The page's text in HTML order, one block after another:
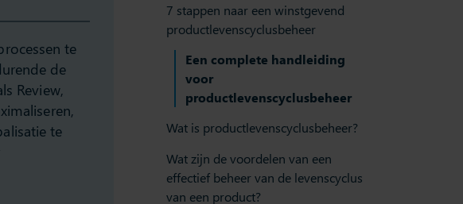
7 stappen naar een winstgevend
productlevenscyclusbeheer
Een complete handleiding
voor
productlevenscyclusbeheer
Wat is productlevenscyclusbeheer?
Wat zijn de voordelen van een
effectief beheer van de levenscyclus
van een product?
te
de
Review,
te